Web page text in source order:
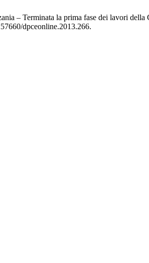
– Terminata la prima fase dei lavori
dpceonline.2013.266.